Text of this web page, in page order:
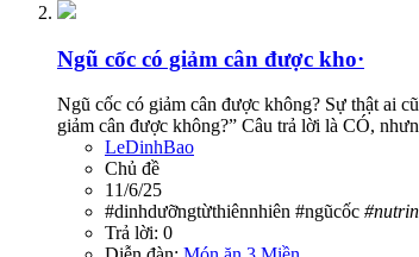
Ngũ cốc có giảm cân được kho·
Ngũ cốc có giảm cân được không? Sự thật ai
giảm cân được không?” Câu trả lời là CÓ,
LeDinhBao
Chủ đề
11/6/25
#dinhdưỡngtừthiênnhiên #ngũcốc
Trả lời: 0